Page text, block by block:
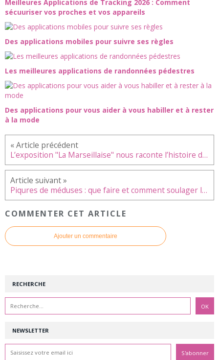
Meilleures Applications de Tracking 2026 : Comment
sécuuriser vos proches et vos appareils
Des applications mobiles pour suivre ses règles
Les meilleures applications de randonnées pédestres
Des applications pour vous aider à vous habiller et à rester
à la mode
L’exposition "La Marseillaise" nous raconte l’histoire d’un hymne
Piqures de méduses : que faire et comment soulager la douleur ?
COMMENTER CET ARTICLE
Ajouter un commentaire
NEWSLETTER
RECHERCHE